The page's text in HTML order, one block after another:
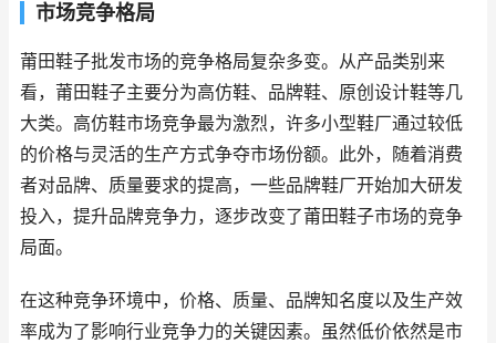
市场竞争格局
莆田鞋子批发市场的竞争格局复杂多变。从产品类别来
看，莆田鞋子主要分为高仿鞋、品牌鞋、原创设计鞋等几
大类。高仿鞋市场竞争最为激烈，许多小型鞋厂通过较低
的价格与灵活的生产方式争夺市场份额。此外，随着消费
者对品牌、质量要求的提高，一些品牌鞋厂开始加大研发
投入，提升品牌竞争力，逐步改变了莆田鞋子市场的竞争
局面。
在这种竞争环境中，价格、质量、品牌知名度以及生产效
率成为了影响行业竞争力的关键因素。虽然低价依然是市